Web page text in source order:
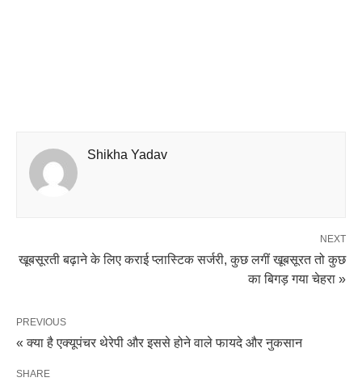
Shikha Yadav
NEXT
खूबसूरती बढ़ाने के लिए कराई प्लास्टिक सर्जरी, कुछ लगीं खूबसूरत तो कुछ
का बिगड़ गया चेहरा »
PREVIOUS
« क्या है एक्यूपंचर थेरेपी और इससे होने वाले फायदे और नुकसान
SHARE